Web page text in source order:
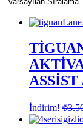
İndirim! ₺